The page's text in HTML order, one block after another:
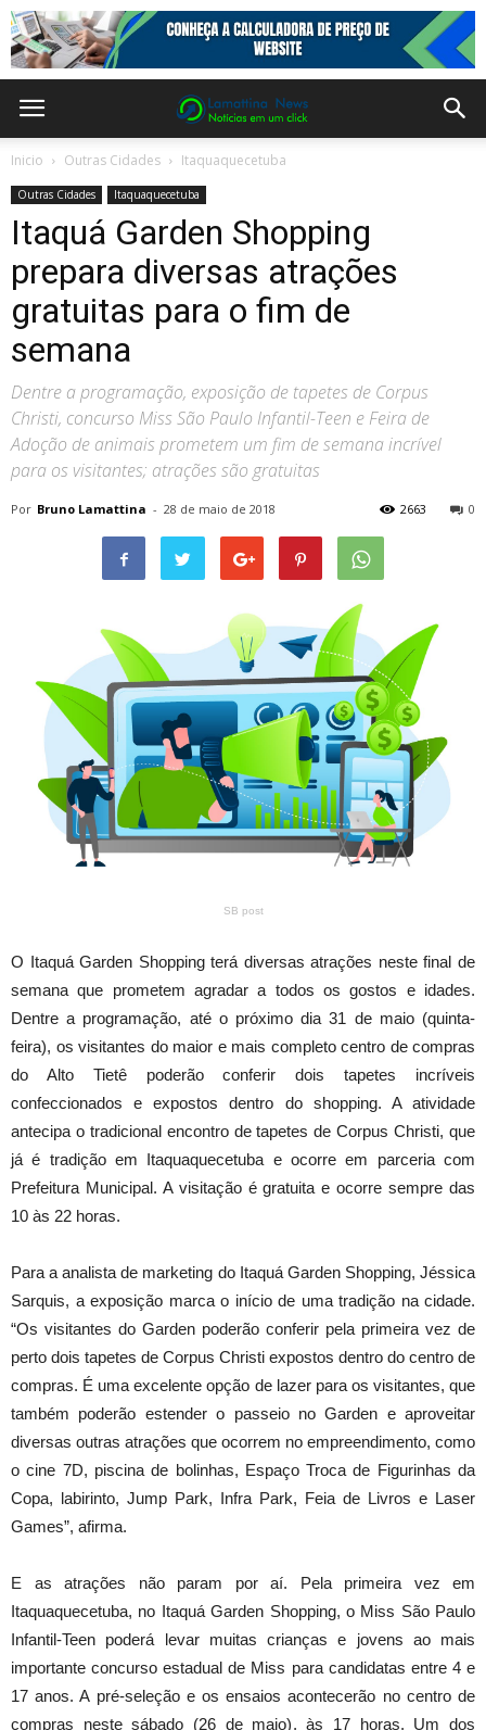
Inicio Outras Cidades Itaquaquecetuba
Outras Cidades Itaquaquecetuba
Itaquá Garden Shopping
prepara diversas atrações
gratuitas para o fim de
semana
Dentre a programação, exposição de tapetes de Corpus
Christi, concurso Miss São Paulo Infantil-Teen e Feira de
Adoção de animais prometem um fim de semana incrível
para os visitantes; atrações são gratuitas
Por Bruno Lamattina - 28 de maio de 2018 0
2663
SB post
O Itaquá Garden Shopping terá diversas atrações neste final de
semana que prometem agradar a todos os gostos e idades.
Dentre a programação, até o próximo dia 31 de maio (quinta-
feira), os visitantes do maior e mais completo centro de compras
do Alto Tietê poderão conferir dois tapetes incríveis
confeccionados e expostos dentro do shopping. A atividade
antecipa o tradicional encontro de tapetes de Corpus Christi, que
já é tradição em Itaquaquecetuba e ocorre em parceria com
Prefeitura Municipal. A visitação é gratuita e ocorre sempre das
10 às 22 horas.
Para a analista de marketing do Itaquá Garden Shopping, Jéssica
Sarquis, a exposição marca o início de uma tradição na cidade.
“Os visitantes do Garden poderão conferir pela primeira vez de
perto dois tapetes de Corpus Christi expostos dentro do centro de
compras. É uma excelente opção de lazer para os visitantes, que
também poderão estender o passeio no Garden e aproveitar
diversas outras atrações que ocorrem no empreendimento, como
o cine 7D, piscina de bolinhas, Espaço Troca de Figurinhas da
Copa, labirinto, Jump Park, Infra Park, Feia de Livros e Laser
Games”, afirma.
E as atrações não param por aí. Pela primeira vez em
Itaquaquecetuba, no Itaquá Garden Shopping, o Miss São Paulo
Infantil-Teen poderá levar muitas crianças e jovens ao mais
importante concurso estadual de Miss para candidatas entre 4 e
17 anos. A pré-seleção e os ensaios acontecerão no centro de
compras neste sábado (26 de maio), às 17 horas. Um dos